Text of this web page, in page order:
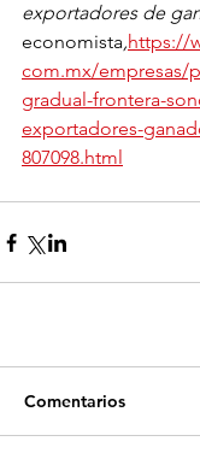
exportadores de
economista,https://
com.mx/empresas/
gradual-frontera-
exportadores-
807098.html
Comentarios